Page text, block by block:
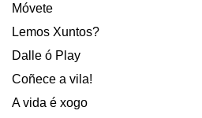
Móvete
Lemos Xuntos?
Dalle ó Play
Coñece a vila!
A vida é xogo